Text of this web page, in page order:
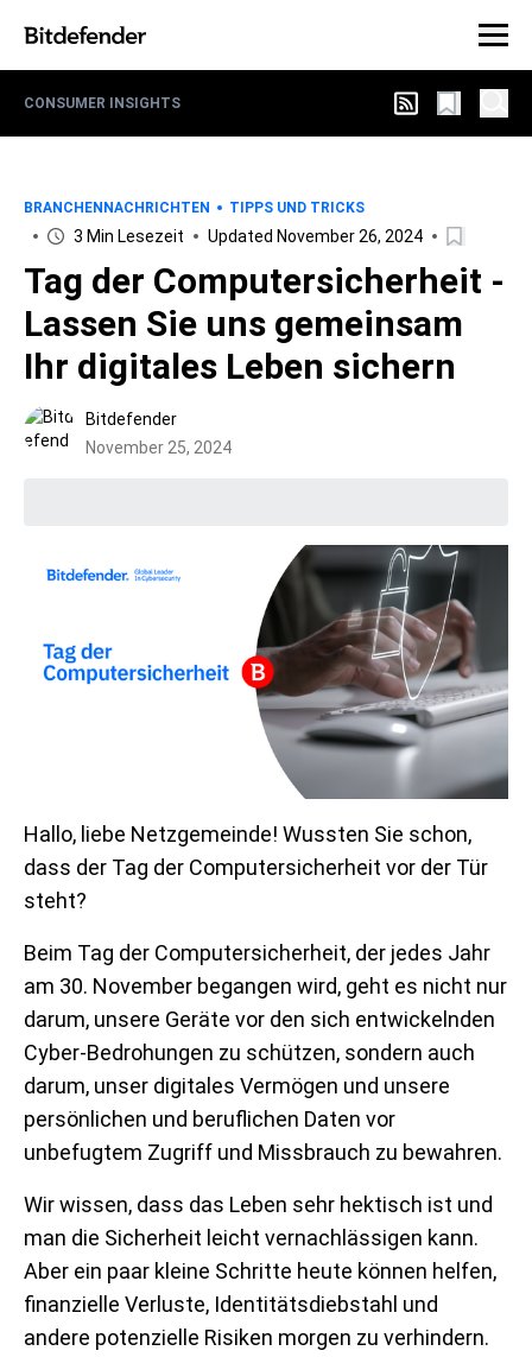
CONSUMER INSIGHTS
BRANCHENNACHRICHTEN TIPPS UND TRICKS
3 Min Lesezeit Updated November 26, 2024
Tag der Computersicherheit -
Lassen Sie uns gemeinsam
Ihr digitales Leben sichern
Bitdefender
November 25, 2024
Hallo, liebe Netzgemeinde! Wussten Sie schon,
dass der Tag der Computersicherheit vor der Tür
steht?
Beim Tag der Computersicherheit, der jedes Jahr
am 30. November begangen wird, geht es nicht nur
darum, unsere Geräte vor den sich entwickelnden
Cyber-Bedrohungen zu schützen, sondern auch
darum, unser digitales Vermögen und unsere
persönlichen und beruflichen Daten vor
unbefugtem Zugriff und Missbrauch zu bewahren.
Wir wissen, dass das Leben sehr hektisch ist und
man die Sicherheit leicht vernachlässigen kann.
Aber ein paar kleine Schritte heute können helfen,
finanzielle Verluste, Identitätsdiebstahl und
andere potenzielle Risiken morgen zu verhindern.